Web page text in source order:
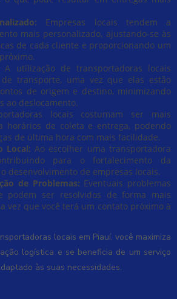
Empresas locais tendem a
mais personalizado, ajustando-se às
de cada cliente e proporcionando um
A utilização de transportadoras locais
transporte, uma vez que elas estão
de origem e destino, minimizando
ao deslocamento.
locais costumam ser mais
horários de coleta e entrega, podendo
de última hora com mais facilidade.
Local: Ao escolher uma transportadora
para o fortalecimento da
desenvolvimento de empresas locais.
de Problemas: Eventuais problemas
podem ser resolvidos de forma mais
vez que você terá um contato próximo à
locais em Piauí, você maximiza
logística e se beneficia de um serviço
às suas necessidades.